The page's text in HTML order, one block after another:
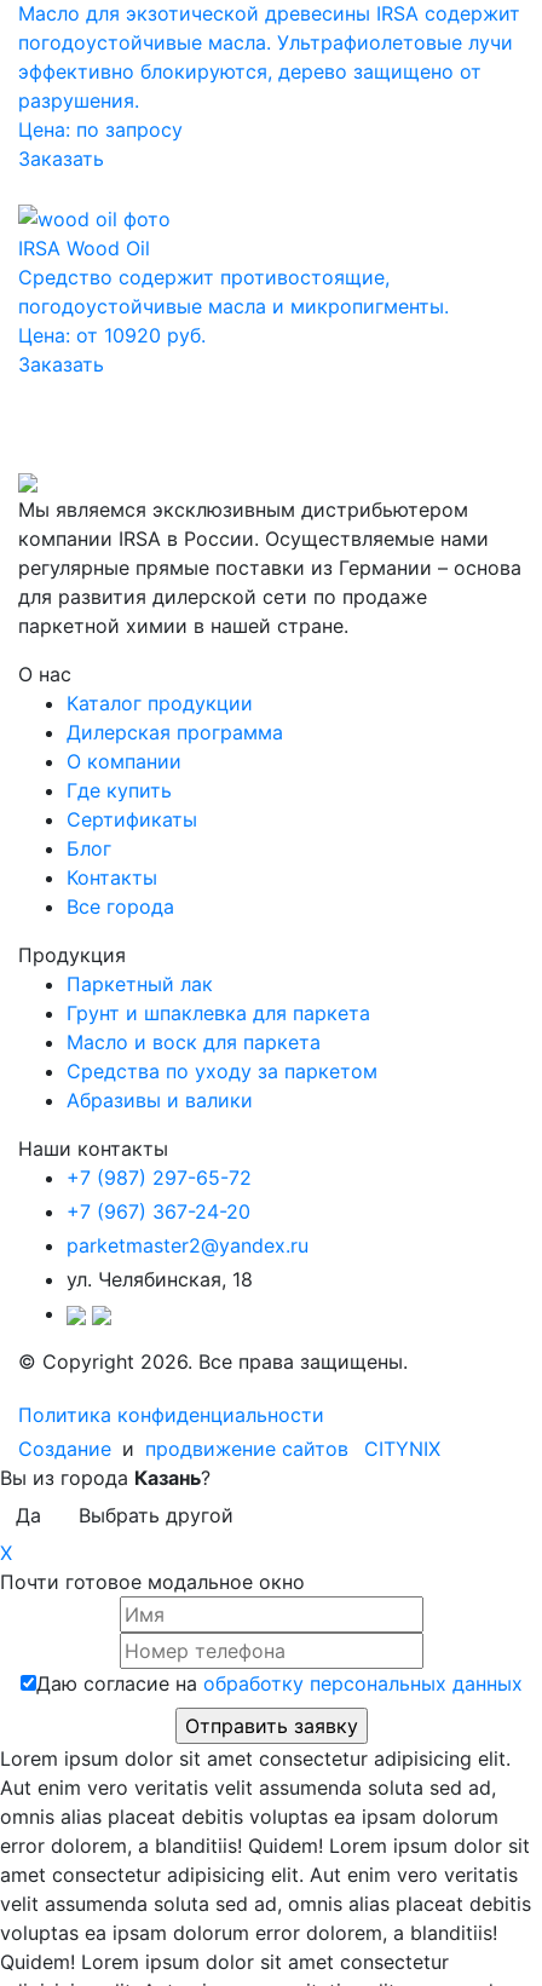
Масло для экзотической древесины IRSA содержит
погодоустойчивые масла. Ультрафиолетовые лучи
эффективно блокируются, дерево защищено от
разрушения.
Цена: по запросу
Заказать
IRSA Wood Oil
Средство содержит противостоящие,
погодоустойчивые масла и микропигменты.
Цена: от 10920 руб.
Заказать
Мы являемся эксклюзивным дистрибьютером
компании IRSA в России. Осуществляемые нами
регулярные прямые поставки из Германии – основа
для развития дилерской сети по продаже
паркетной химии в нашей стране.
О нас
Каталог продукции
Дилерская программа
О компании
Где купить
Сертификаты
Блог
Контакты
Все города
Продукция
Паркетный лак
Грунт и шпаклевка для паркета
Масло и воск для паркета
Средства по уходу за паркетом
Абразивы и валики
Наши контакты
+7 (987) 297-65-72
+7 (967) 367-24-20
parketmaster2@yandex.ru
ул. Челябинская, 18
© Copyright 2026. Все права защищены.
Политика конфиденциальности
Создание и продвижение сайтов
CITYNIX
Вы из города Казань?
Да
Выбрать другой
X
Почти готовое модальное окно
Даю согласие на обработку персональных данных
Lorem ipsum dolor sit amet consectetur adipisicing elit.
Aut enim vero veritatis velit assumenda soluta sed ad,
omnis alias placeat debitis voluptas ea ipsam dolorum
error dolorem, a blanditiis! Quidem! Lorem ipsum dolor sit
amet consectetur adipisicing elit. Aut enim vero veritatis
velit assumenda soluta sed ad, omnis alias placeat debitis
voluptas ea ipsam dolorum error dolorem, a blanditiis!
Quidem! Lorem ipsum dolor sit amet consectetur